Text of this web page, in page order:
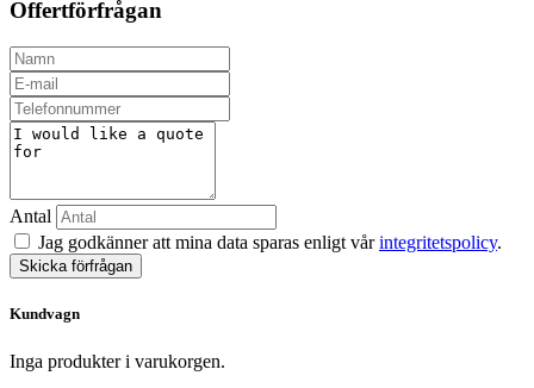
Offertförfrågan
Antal
Jag godkänner att mina data sparas enligt vårintegritetspolicy.
Skicka förfrågan
Kundvagn
Inga produkter i varukorgen.